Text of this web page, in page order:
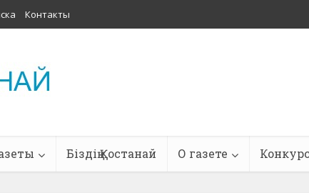
Контакты
Біздің Қостанай О газете